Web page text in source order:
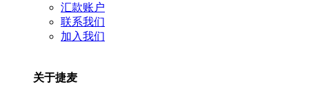
汇款账户
联系我们
加入我们
关于捷麦